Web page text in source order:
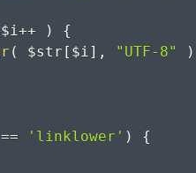
$i++ )
{
( $str [ $i] , "UTF-8" )
== 'linklower' )
{